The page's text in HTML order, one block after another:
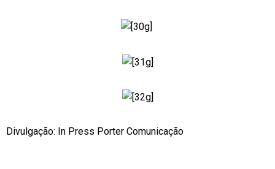
Divulgação: In Press Porter Comunicação